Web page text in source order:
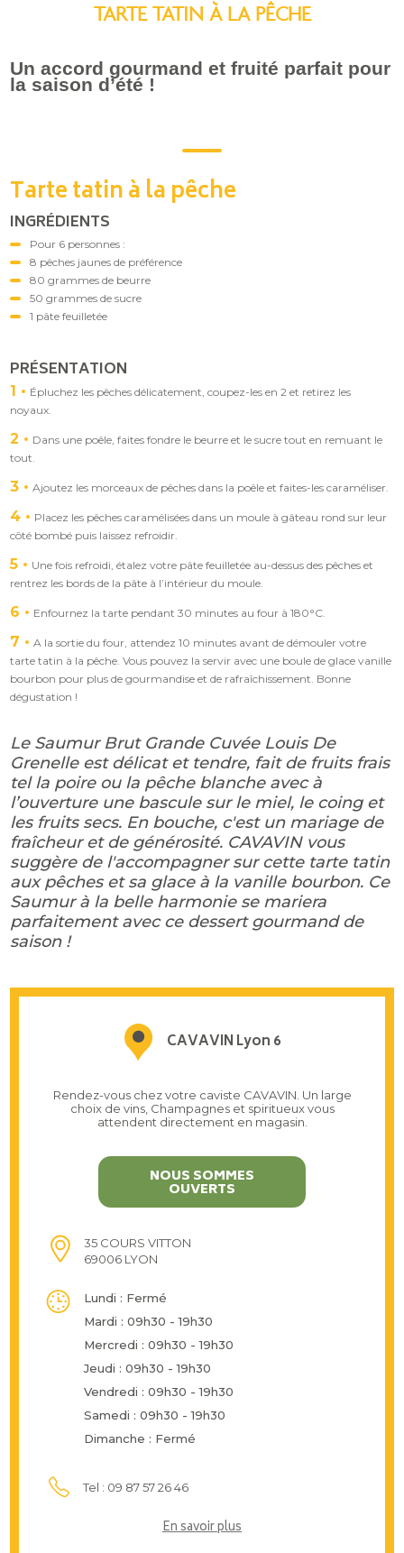
TARTE TATIN À LA PÊCHE
Un accord gourmand et fruité parfait pour
la saison d’été !
Tarte tatin à la pêche
INGRÉDIENTS
Pour 6 personnes :
8 pêches jaunes de préférence
80 grammes de beurre
50 grammes de sucre
1 pâte feuilletée
PRÉSENTATION
1
Épluchez les pêches délicatement, coupez-les en 2 et retirez les
noyaux.
2
Dans une poêle, faites fondre le beurre et le sucre tout en remuant le
tout.
3 Ajoutez les morceaux de pêches dans la poêle et faites-les caraméliser.
4
Placez les pêches caramélisées dans un moule à gâteau rond sur leur
côté bombé puis laissez refroidir.
5
Une fois refroidi, étalez votre pâte feuilletée au-dessus des pêches et
rentrez les bords de la pâte à l’intérieur du moule.
6 Enfournez la tarte pendant 30 minutes au four à 180°C.
7
A la sortie du four, attendez 10 minutes avant de démouler votre
tarte tatin à la pêche. Vous pouvez la servir avec une boule de glace vanille
bourbon pour plus de gourmandise et de rafraîchissement. Bonne
dégustation !
Le Saumur Brut Grande Cuvée Louis De
Grenelle est délicat et tendre, fait de fruits frais
tel la poire ou la pêche blanche avec à
l’ouverture une bascule sur le miel, le coing et
les fruits secs. En bouche, c'est un mariage de
fraîcheur et de générosité. CAVAVIN vous
suggère de l'accompagner sur cette tarte tatin
aux pêches et sa glace à la vanille bourbon. Ce
Saumur à la belle harmonie se mariera
parfaitement avec ce dessert gourmand de
saison !
CAVAVIN Lyon 6
Rendez-vous chez votre caviste CAVAVIN. Un large
choix de vins, Champagnes et spiritueux vous
attendent directement en magasin.
NOUS SOMMES
OUVERTS
35 COURS VITTON
69006 LYON
Lundi : Fermé
Mardi : 09h30 - 19h30
Mercredi : 09h30 - 19h30
Jeudi : 09h30 - 19h30
Vendredi : 09h30 - 19h30
Samedi : 09h30 - 19h30
Dimanche : Fermé
Tel : 09 87 57 26 46
En savoir plus